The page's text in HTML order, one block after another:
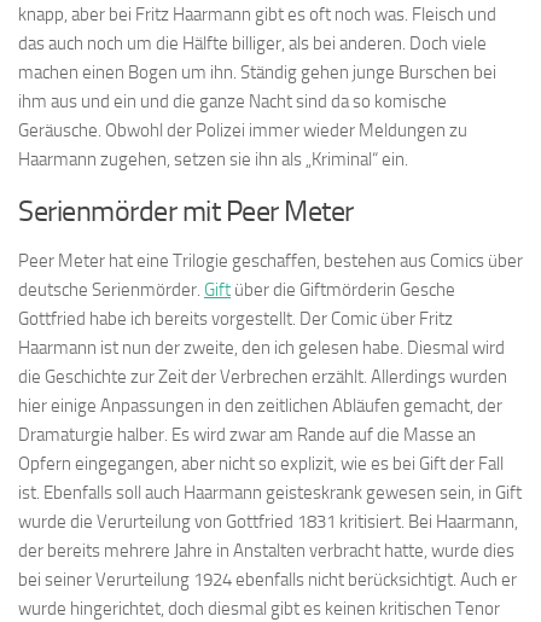
knapp, aber bei Fritz Haarmann gibt es oft noch was. Fleisch und
das auch noch um die Hälfte billiger, als bei anderen. Doch viele
machen einen Bogen um ihn. Ständig gehen junge Burschen bei
ihm aus und ein und die ganze Nacht sind da so komische
Geräusche. Obwohl der Polizei immer wieder Meldungen zu
Haarmann zugehen, setzen sie ihn als „Kriminal“ ein.
Serienmörder mit Peer Meter
Peer Meter hat eine Trilogie geschaffen, bestehen aus Comics über
deutsche Serienmörder. Gift über die Giftmörderin Gesche
Gottfried habe ich bereits vorgestellt. Der Comic über Fritz
Haarmann ist nun der zweite, den ich gelesen habe. Diesmal wird
die Geschichte zur Zeit der Verbrechen erzählt. Allerdings wurden
hier einige Anpassungen in den zeitlichen Abläufen gemacht, der
Dramaturgie halber. Es wird zwar am Rande auf die Masse an
Opfern eingegangen, aber nicht so explizit, wie es bei Gift der Fall
ist. Ebenfalls soll auch Haarmann geisteskrank gewesen sein, in Gift
wurde die Verurteilung von Gottfried 1831 kritisiert. Bei Haarmann,
der bereits mehrere Jahre in Anstalten verbracht hatte, wurde dies
bei seiner Verurteilung 1924 ebenfalls nicht berücksichtigt. Auch er
wurde hingerichtet, doch diesmal gibt es keinen kritischen Tenor